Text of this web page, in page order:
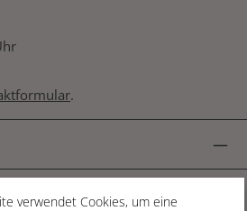
.
verwendet Cookies, um eine